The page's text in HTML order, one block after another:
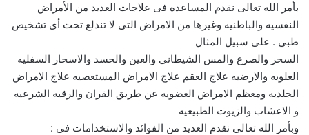
بأمر الله تعالى نقدم المساعده فى علاجات العديد من الأمراض
النفسيه والباطنيه وغيرها من الامراض التى لا تندلع تحت أى تشخيص
طبي . على سبيل المثال
السحر والصرع والمس الشيطاني والعين والحسد والاسحار السفليه
العلويه والارضيه علاج العقم علاج الامراض المستعصيه علاج الامراض
الجلديه ومعظم الامراض العضويه عن طريق القران والرقيه الشرعيه
و الاعشاب والزيوت الطبيعيه
وبأمر الله تعالى نقدم العديد من الفوائد والاستخدامات فى :